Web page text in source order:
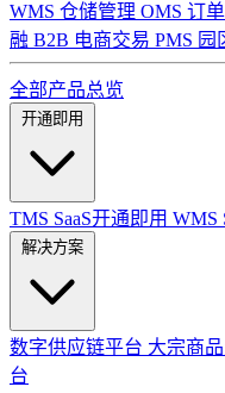
WMS 仓储管理 OMS 订
融 B2B 电商交易 PMS 园
全部产品总览
TMS SaaS开通即用 WMS
数字供应链平台 大宗商
台